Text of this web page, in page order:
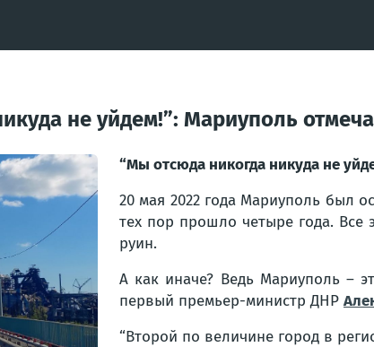
не уйдем!”: Мариуполь
“Мы отсюда никогда никуда не
20 мая 2022 года Мариуполь был
тех пор прошло четыре года. Все
руин.
А как иначе? Ведь Мариуполь –
первый премьер-министр ДНР
“Второй по величине город в